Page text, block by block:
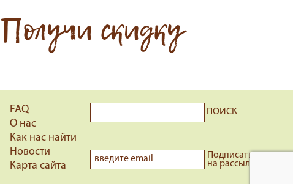
Получи скидку
FAQ
О нас
Как нас найти
Новости
Карта сайта
ПОИСК
Подписаться
на рассылку